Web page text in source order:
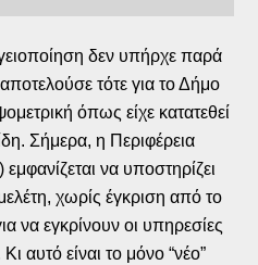
δεν υπήρχε παρά
τότε για το Δήμο
όπως είχε κατατεθεί
Σήμερα, η Περιφέρεια
να υποστηρίζει
χωρίς έγκριση από το
να εγκρίνουν οι υπηρεσίες
αυτό είναι το μόνο “νέο”